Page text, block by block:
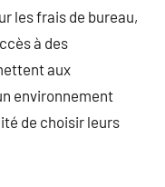
les frais de bureau,
à des
aux
environnement
de choisir leurs